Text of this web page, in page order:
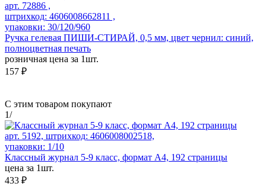
арт. 72886 ,
штрихкод: 4606008662811 ,
упаковки: 30/120/960
Ручка гелевая ПИШИ-СТИРАЙ, 0,5 мм, цвет чернил: синий,
полноцветная печать
розничная цена за 1шт.
157 ₽
С этим товаром покупают
1/
арт. 5192, штрихкод: 4606008002518,
упаковки: 1/10
Классный журнал 5-9 класс, формат А4, 192 страницы
цена за 1шт.
433 ₽